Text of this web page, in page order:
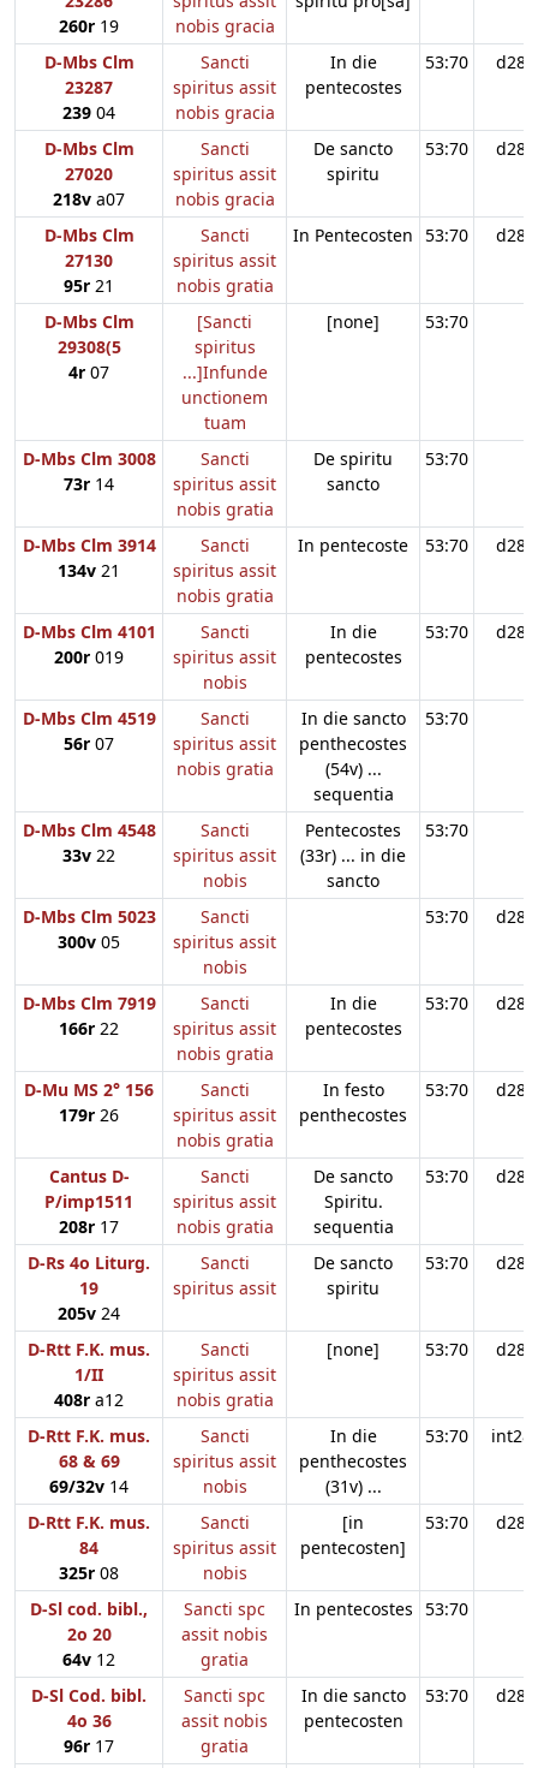
260r 19
nobis gracia
D-Mbs Clm
23287
239 04
Sancti
spiritus assit
nobis gracia
In die
pentecostes
53:70 d28
D-Mbs Clm
27020
218v a07
Sancti
spiritus assit
nobis gracia
De sancto
spiritu
53:70 d28
D-Mbs Clm
27130
95r 21
Sancti
spiritus assit
nobis gratia
In Pentecosten 53:70 d28
D-Mbs Clm
29308(5
4r 07
[Sancti
spiritus
...]Infunde
unctionem
tuam
[none] 53:70
D-Mbs Clm 3008
73r 14
Sancti
spiritus assit
nobis gratia
De spiritu
sancto
53:70
D-Mbs Clm 3914
134v 21
Sancti
spiritus assit
nobis gratia
In pentecoste 53:70 d28
D-Mbs Clm 4101
200r 019
Sancti
spiritus assit
nobis
In die
pentecostes
53:70 d28
D-Mbs Clm 4519
56r 07
Sancti
spiritus assit
nobis gratia
In die sancto
penthecostes
(54v) ...
sequentia
53:70
D-Mbs Clm 4548
33v 22
Sancti
spiritus assit
nobis
Pentecostes
(33r) ... in die
sancto
53:70
D-Mbs Clm 5023
300v 05
Sancti
spiritus assit
nobis
53:70 d28
D-Mbs Clm 7919
166r 22
Sancti
spiritus assit
nobis gratia
In die
pentecostes
53:70 d28
D-Mu MS 2° 156
179r 26
Sancti
spiritus assit
nobis gratia
In festo
penthecostes
53:70 d28
Cantus D-
P/imp1511
208r 17
Sancti
spiritus assit
nobis gratia
De sancto
Spiritu.
sequentia
53:70 d28
D-Rs 4o Liturg.
19
205v 24
Sancti
spiritus assit
De sancto
spiritu
53:70 d28
D-Rtt F.K. mus.
1/II
408r a12
Sancti
spiritus assit
nobis gratia
[none] 53:70 d28
D-Rtt F.K. mus.
68 & 69
69/32v 14
Sancti
spiritus assit
nobis
In die
penthecostes
(31v) ...
53:70 int28
D-Rtt F.K. mus.
84
325r 08
Sancti
spiritus assit
nobis
[in
pentecosten]
53:70 d28
D-Sl cod. bibl.,
2o 20
64v 12
Sancti spc
assit nobis
gratia
In pentecostes 53:70
D-Sl Cod. bibl.
4o 36
96r 17
Sancti spc
assit nobis
gratia
In die sancto
pentecosten
53:70 d28